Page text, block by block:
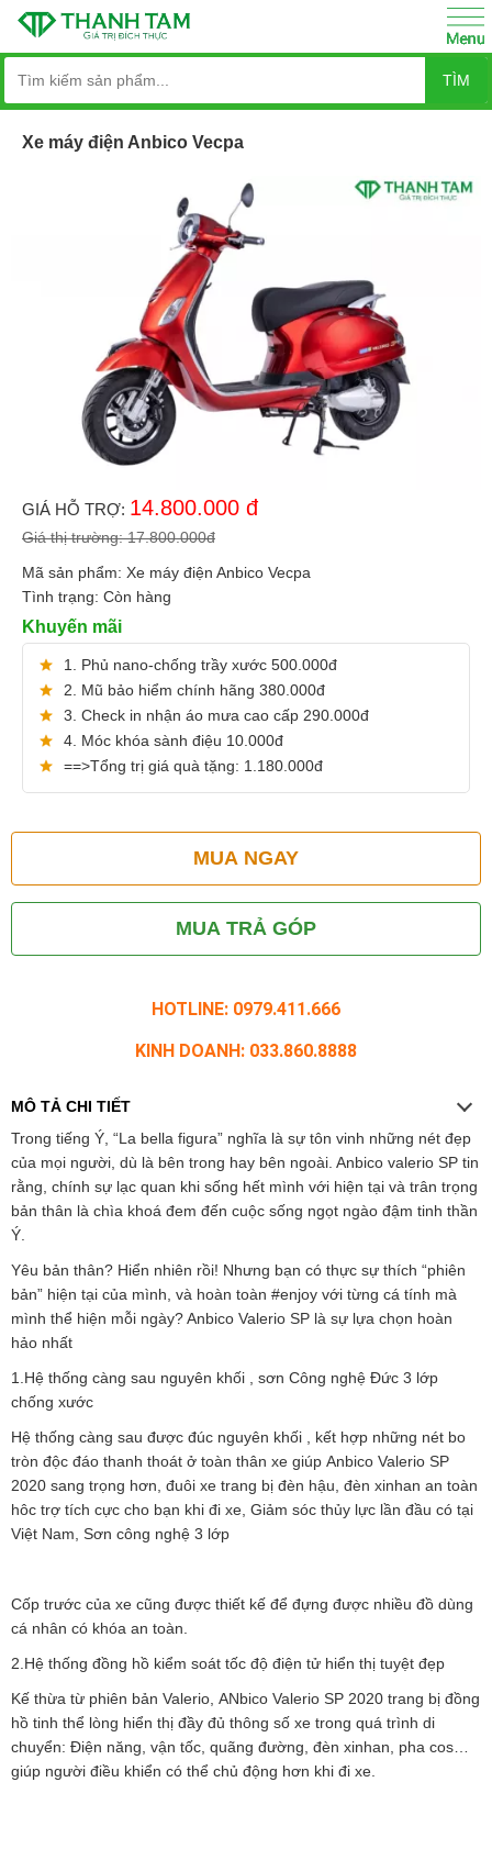
TÌM
Xe máy điện Anbico Vecpa
GIÁ HỖ TRỢ: 14.800.000 đ
Giá thị trường:17.800.000đ
Mã sản phẩm: Xe máy điện Anbico Vecpa
Tình trạng: Còn hàng
Khuyến mãi
1. Phủ nano-chống trầy xước 500.000đ
2. Mũ bảo hiểm chính hãng 380.000đ
3. Check in nhận áo mưa cao cấp 290.000đ
4. Móc khóa sành điệu 10.000đ
==>Tổng trị giá quà tặng: 1.180.000đ
MUA NGAY
MUA TRẢ GÓP
HOTLINE: 0979.411.666
KINH DOANH: 033.860.8888
MÔ TẢ CHI TIẾT
Trong tiếng Ý, “La bella figura” nghĩa là sự tôn vinh những nét đẹp
của mọi người, dù là bên trong hay bên ngoài. Anbico valerio SP tin
rằng, chính sự lạc quan khi sống hết mình với hiện tại và trân trọng
bản thân là chìa khoá đem đến cuộc sống ngọt ngào đậm tinh thần
Ý.
Yêu bản thân? Hiển nhiên rồi! Nhưng bạn có thực sự thích “phiên
bản” hiện tại của mình, và hoàn toàn #enjoy với từng cá tính mà
mình thể hiện mỗi ngày? Anbico Valerio SP là sự lựa chọn hoàn
hảo nhất
1.Hệ thống càng sau nguyên khối , sơn Công nghệ Đức 3 lớp
chống xước
Hệ thống càng sau được đúc nguyên khối , kết hợp những nét bo
tròn độc đáo thanh thoát ở toàn thân xe giúp Anbico Valerio SP
2020 sang trọng hơn, đuôi xe trang bị đèn hậu, đèn xinhan an toàn
hôc trợ tích cực cho bạn khi đi xe, Giảm sóc thủy lực lần đầu có tại
Việt Nam, Sơn công nghệ 3 lớp
Cốp trước của xe cũng được thiết kế để đựng được nhiều đồ dùng
cá nhân có khóa an toàn.
2.Hệ thống đồng hồ kiểm soát tốc độ điện tử hiển thị tuyệt đẹp
Kế thừa từ phiên bản Valerio, ANbico Valerio SP 2020 trang bị đồng
hồ tinh thể lòng hiển thị đầy đủ thông số xe trong quá trình di
chuyển: Điện năng, vận tốc, quãng đường, đèn xinhan, pha cos…
giúp người điều khiển có thể chủ động hơn khi đi xe.